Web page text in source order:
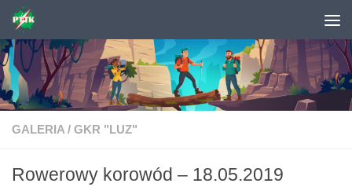
Skip to content
GALERIA / GKR "LUZ"
Rowerowy korowód – 18.05.2019